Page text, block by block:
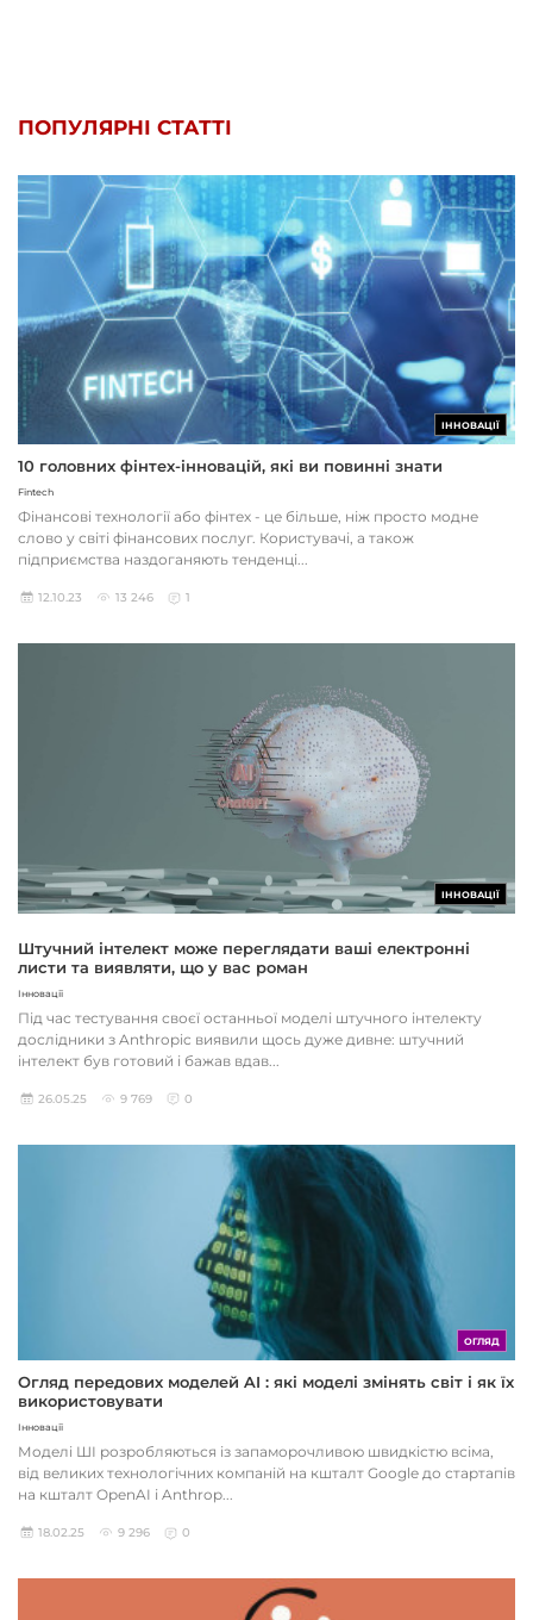
ПОПУЛЯРНІ СТАТТІ
ІННОВАЦІЇ
10 головних фінтех-інновацій, які ви повинні знати
Fintech
Фінансові технології або фінтех - це більше, ніж просто модне
слово у світі фінансових послуг. Користувачі, а також
підприємства наздоганяють тенденці...
12.10.23 13 246 1
ІННОВАЦІЇ
Штучний інтелект може переглядати ваші електронні
листи та виявляти, що у вас роман
Інновації
Під час тестування своєї останньої моделі штучного інтелекту
дослідники з Anthropic виявили щось дуже дивне: штучний
інтелект був готовий і бажав вдав...
26.05.25 9 769 0
ОГЛЯД
Огляд передових моделей AI : які моделі змінять світ і як їх
використовувати
Інновації
Моделі ШІ розробляються із запаморочливою швидкістю всіма,
від великих технологічних компаній на кшталт Google до стартапів
на кшталт OpenAI і Anthrop...
18.02.25 9 296 0